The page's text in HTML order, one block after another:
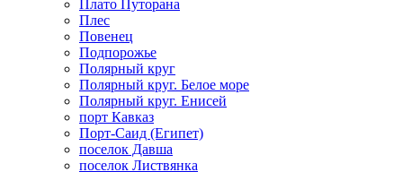
Плато Путорана
Плес
Повенец
Подпорожье
Полярный круг
Полярный круг. Белое море
Полярный круг. Енисей
порт Кавказ
Порт-Саид (Египет)
поселок Давша
поселок Листвянка